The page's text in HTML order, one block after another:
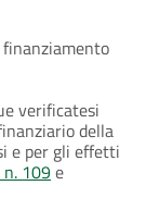
finanziamento
verificatesi
della
e per gli effetti
109e